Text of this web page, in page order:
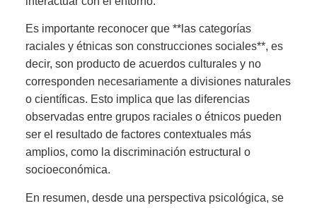
Es importante reconocer que **las categorías
raciales y étnicas son construcciones sociales**, es
decir, son producto de acuerdos culturales y no
corresponden necesariamente a divisiones naturales
o científicas. Esto implica que las diferencias
observadas entre grupos raciales o étnicos pueden
ser el resultado de factores contextuales más
amplios, como la discriminación estructural o
socioeconómica.
En resumen, desde una perspectiva psicológica, se